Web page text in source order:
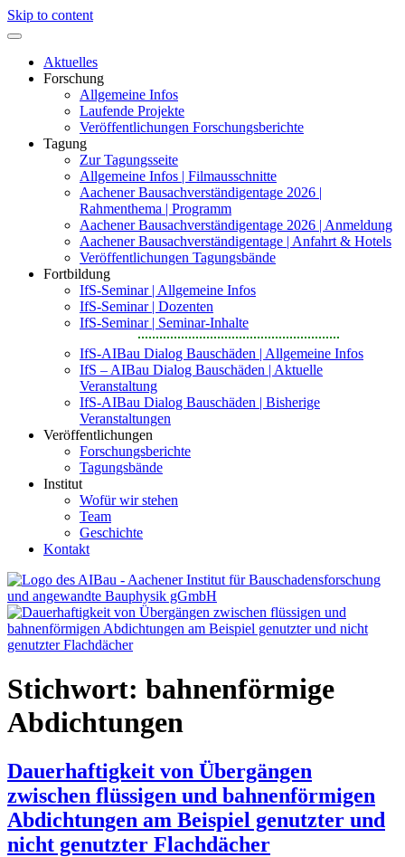
Skip to content
Aktuelles
Forschung
Allgemeine Infos
Laufende Projekte
Veröffentlichungen Forschungsberichte
Tagung
Zur Tagungsseite
Allgemeine Infos | Filmausschnitte
Aachener Bausachverständigentage 2026 |
Rahmenthema | Programm
Aachener Bausachverständigentage 2026 | Anmeldung
Aachener Bausachverständigentage | Anfahrt & Hotels
Veröffentlichungen Tagungsbände
Fortbildung
IfS-Seminar | Allgemeine Infos
IfS-Seminar | Dozenten
IfS-Seminar | Seminar-Inhalte
IfS-AIBau Dialog Bauschäden | Allgemeine Infos
IfS – AIBau Dialog Bauschäden | Aktuelle
Veranstaltung
IfS-AIBau Dialog Bauschäden | Bisherige
Veranstaltungen
Veröffentlichungen
Forschungsberichte
Tagungsbände
Institut
Wofür wir stehen
Team
Geschichte
Kontakt
AIBau – Aachener Institut für Bauschadensforschung und
angewandte Bauphysik
Stichwort: bahnenförmige
Abdichtungen
Dauerhaftigkeit von Übergängen
zwischen flüssigen und bahnenförmigen
Abdichtungen am Beispiel genutzter und
nicht genutzter Flachdächer